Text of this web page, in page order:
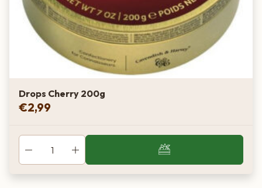
Drops Cherry 200g
€2,99